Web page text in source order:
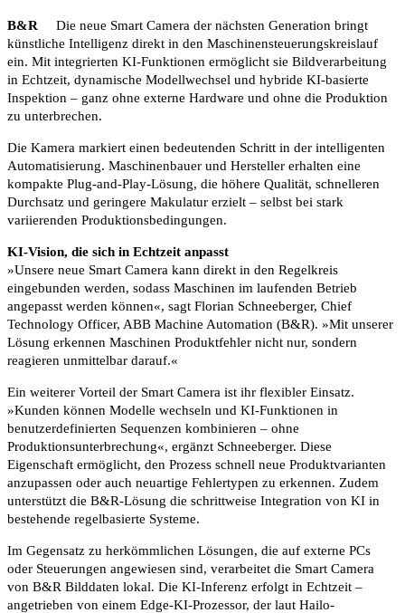
B&R Die neue Smart Camera der nächsten Generation bringt
künstliche Intelligenz direkt in den Maschinensteuerungskreislauf
ein. Mit integrierten KI-Funktionen ermöglicht sie Bildverarbeitung
in Echtzeit, dynamische Modellwechsel und hybride KI-basierte
Inspektion – ganz ohne externe Hardware und ohne die Produktion
zu unterbrechen.
Die Kamera markiert einen bedeutenden Schritt in der intelligenten
Automatisierung. Maschinenbauer und Hersteller erhalten eine
kompakte Plug-and-Play-Lösung, die höhere Qualität, schnelleren
Durchsatz und geringere Makulatur erzielt – selbst bei stark
variierenden Produktionsbedingungen.
KI-Vision, die sich in Echtzeit anpasst
»Unsere neue Smart Camera kann direkt in den Regelkreis
eingebunden werden, sodass Maschinen im laufenden Betrieb
angepasst werden können«, sagt Florian Schneeberger, Chief
Technology Officer, ABB Machine Automation (B&R). »Mit unserer
Lösung erkennen Maschinen Produktfehler nicht nur, sondern
reagieren unmittelbar darauf.«
Ein weiterer Vorteil der Smart Camera ist ihr flexibler Einsatz.
»Kunden können Modelle wechseln und KI-Funktionen in
benutzerdefinierten Sequenzen kombinieren – ohne
Produktionsunterbrechung«, ergänzt Schneeberger. Diese
Eigenschaft ermöglicht, den Prozess schnell neue Produktvarianten
anzupassen oder auch neuartige Fehlertypen zu erkennen. Zudem
unterstützt die B&R-Lösung die schrittweise Integration von KI in
bestehende regelbasierte Systeme.
Im Gegensatz zu herkömmlichen Lösungen, die auf externe PCs
oder Steuerungen angewiesen sind, verarbeitet die Smart Camera
von B&R Bilddaten lokal. Die KI-Inferenz erfolgt in Echtzeit –
angetrieben von einem Edge-KI-Prozessor, der laut Hailo-